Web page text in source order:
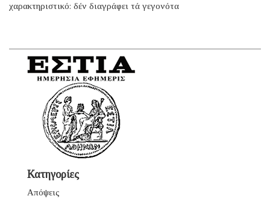
χαρακτηριστικό: δέν διαγράφει τά γεγονότα
Κατηγορίες
Απόψεις